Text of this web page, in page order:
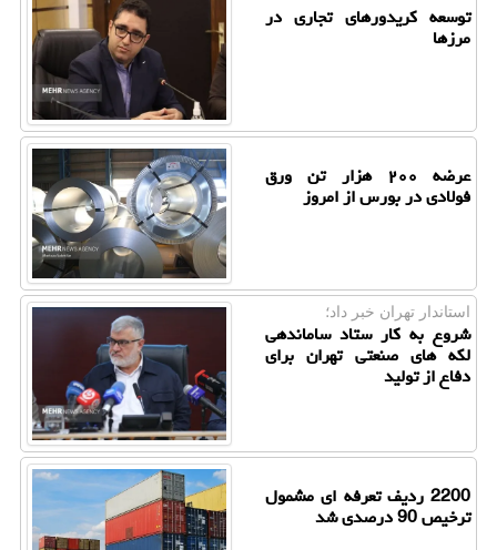
توسعه کریدورهای تجاری در
مرزها
عرضه ۲۰۰ هزار تن ورق
فولادی در بورس از امروز
استاندار تهران خبر داد؛
شروع به کار ستاد ساماندهی
لکه های صنعتی تهران برای
دفاع از تولید
2200 ردیف تعرفه ای مشمول
ترخیص 90 درصدی شد